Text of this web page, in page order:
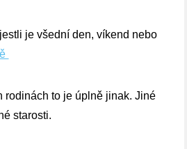
je všední den, víkend nebo
rodinách to je úplně jinak. Jiné
starosti.